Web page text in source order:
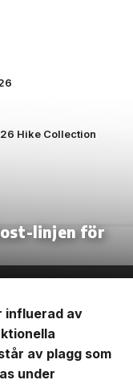
Hike Collection
linjen för
influerad av
av plagg som
under